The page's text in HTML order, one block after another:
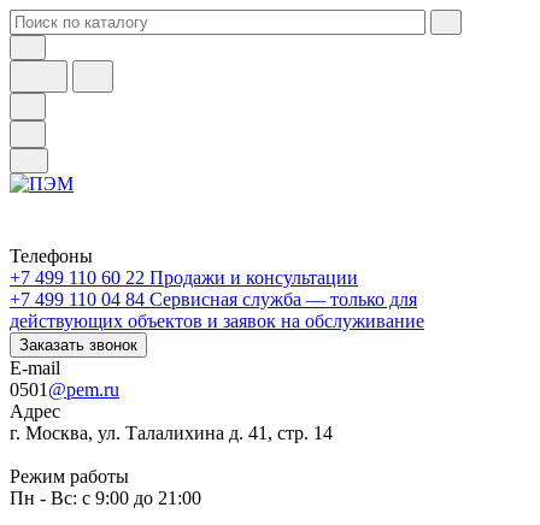
Телефоны
+7 499 110 60 22 Продажи и консультации
+7 499 110 04 84 Сервисная служба — только для
действующих объектов и заявок на обслуживание
Заказать звонок
E-mail
0501 @pem.ru
Адрес
г. Москва, ул. Талалихина д. 41, стр. 14
Режим работы
Пн - Вс: с 9:00 до 21:00